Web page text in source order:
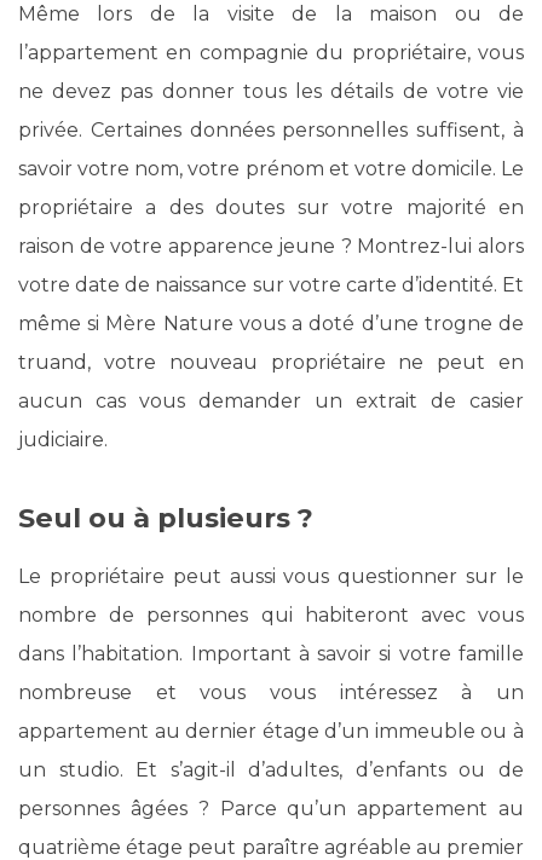
Même lors de la visite de la maison ou de
l’appartement en compagnie du propriétaire, vous
ne devez pas donner tous les détails de votre vie
privée. Certaines données personnelles suffisent, à
savoir votre nom, votre prénom et votre domicile. Le
propriétaire a des doutes sur votre majorité en
raison de votre apparence jeune ? Montrez-lui alors
votre date de naissance sur votre carte d’identité. Et
même si Mère Nature vous a doté d’une trogne de
truand, votre nouveau propriétaire ne peut en
aucun cas vous demander un extrait de casier
judiciaire.
Seul ou à plusieurs ?
Le propriétaire peut aussi vous questionner sur le
nombre de personnes qui habiteront avec vous
dans l’habitation. Important à savoir si votre famille
nombreuse et vous vous intéressez à un
appartement au dernier étage d’un immeuble ou à
un studio. Et s’agit-il d’adultes, d’enfants ou de
personnes âgées ? Parce qu’un appartement au
quatrième étage peut paraître agréable au premier